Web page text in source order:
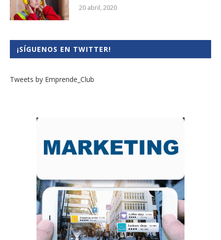
20 abril, 2020
¡SÍGUENOS EN TWITTER!
Tweets by Emprende_Club